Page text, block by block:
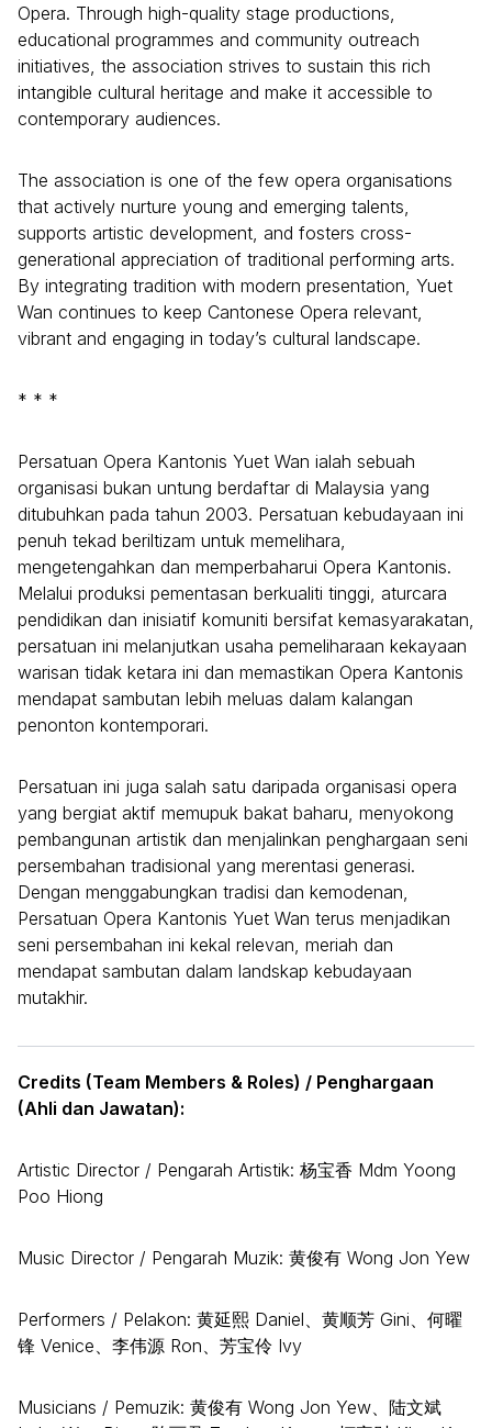
Opera. Through high-quality stage productions,
educational programmes and community outreach
initiatives, the association strives to sustain this rich
intangible cultural heritage and make it accessible to
contemporary audiences.
The association is one of the few opera organisations
that actively nurture young and emerging talents,
supports artistic development, and fosters cross-
generational appreciation of traditional performing arts.
By integrating tradition with modern presentation, Yuet
Wan continues to keep Cantonese Opera relevant,
vibrant and engaging in today’s cultural landscape.
* * *
Persatuan Opera Kantonis Yuet Wan ialah sebuah
organisasi bukan untung berdaftar di Malaysia yang
ditubuhkan pada tahun 2003. Persatuan kebudayaan ini
penuh tekad beriltizam untuk memelihara,
mengetengahkan dan memperbaharui Opera Kantonis.
Melalui produksi pementasan berkualiti tinggi, aturcara
pendidikan dan inisiatif komuniti bersifat kemasyarakatan,
persatuan ini melanjutkan usaha pemeliharaan kekayaan
warisan tidak ketara ini dan memastikan Opera Kantonis
mendapat sambutan lebih meluas dalam kalangan
penonton kontemporari.
Persatuan ini juga salah satu daripada organisasi opera
yang bergiat aktif memupuk bakat baharu, menyokong
pembangunan artistik dan menjalinkan penghargaan seni
persembahan tradisional yang merentasi generasi.
Dengan menggabungkan tradisi dan kemodenan,
Persatuan Opera Kantonis Yuet Wan terus menjadikan
seni persembahan ini kekal relevan, meriah dan
mendapat sambutan dalam landskap kebudayaan
mutakhir.
Credits (Team Members & Roles) / Penghargaan
(Ahli dan Jawatan):
Artistic Director / Pengarah Artistik: 杨宝香 Mdm Yoong
Poo Hiong
Music Director / Pengarah Muzik: 黄俊有 Wong Jon Yew
Performers / Pelakon: 黄延熙 Daniel、黄顺芳 Gini、何曜
锋 Venice、李伟源 Ron、芳宝伶 Ivy
Musicians / Pemuzik: 黄俊有 Wong Jon Yew、陆文斌